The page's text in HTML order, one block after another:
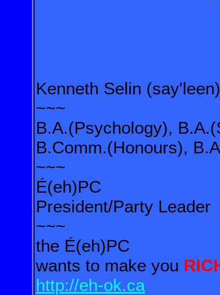
Kenneth Selin (say'leen)
~~~
B.A.(Psychology),
B.Comm.(Honours),
~~~
É(eh)PC
President/Party Leader
~~~
the É(eh)PC
wants to make you
http://eh-ok.ca